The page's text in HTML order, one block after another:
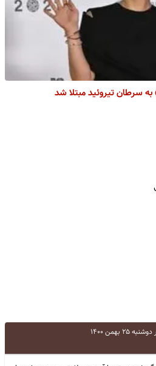
سرطان تیروئید مبتلا شد
دوشنبه ۲۵ بهمن ۱۴۰۰